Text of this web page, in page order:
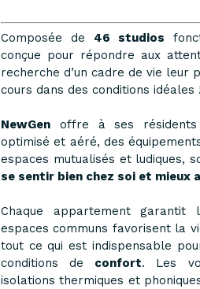
Composée de 46 studios
conçue pour répondre aux
recherche d’un cadre de vie
cours dans des conditions idéales !
NewGen offre à ses résidents
optimisé et aéré, des
espaces mutualisés et ludiques,
se sentir bien chez soi et mieux
Chaque appartement garantit
espaces communs favorisent la
tout ce qui est indispensable
conditions de confort. Les
isolations thermiques et